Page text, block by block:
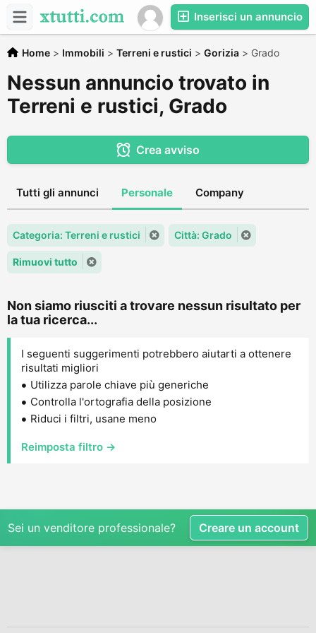
Inserisci un annuncio
Home > Immobili > Terreni e rustici > Gorizia > Grado
Nessun annuncio trovato in
Terreni e rustici, Grado
Crea avviso
Tutti gli annunci Personale Company
Categoria: Terreni e rustici Città: Grado
Rimuovi tutto
Non siamo riusciti a trovare nessun risultato per
la tua ricerca...
I seguenti suggerimenti potrebbero aiutarti a ottenere
risultati migliori
Utilizza parole chiave più generiche
Controlla l'ortografia della posizione
Riduci i filtri, usane meno
Reimposta filtro →
Sei un venditore professionale? Creare un account